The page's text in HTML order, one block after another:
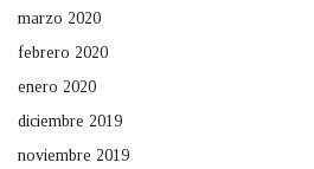
marzo 2020
febrero 2020
enero 2020
diciembre 2019
noviembre 2019